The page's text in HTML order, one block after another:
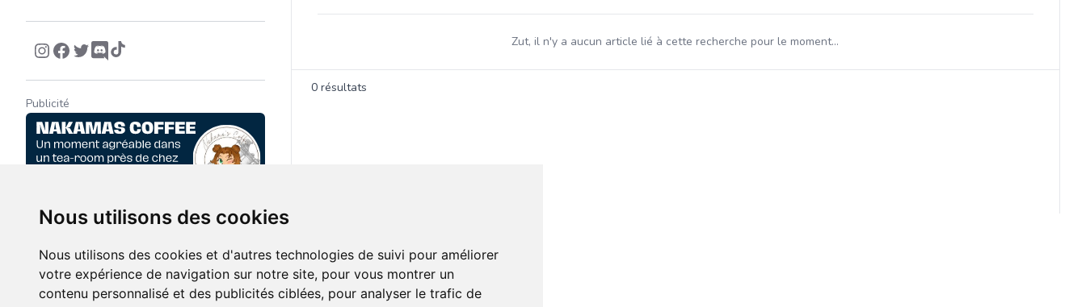
Nous utilisons des cookies
Nous utilisons des cookies et d'autres technologies de suivi pour améliorer
votre expérience de navigation sur notre site, pour vous montrer un
contenu personnalisé et des publicités ciblées, pour analyser le trafic de
Publicité
Zut, il n'y a aucun article lié à cette recherche pour le moment...
0résultats